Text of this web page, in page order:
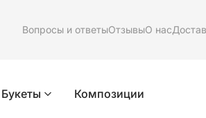
Вопросы и ответыОтзывыО нас
Букеты Композиции